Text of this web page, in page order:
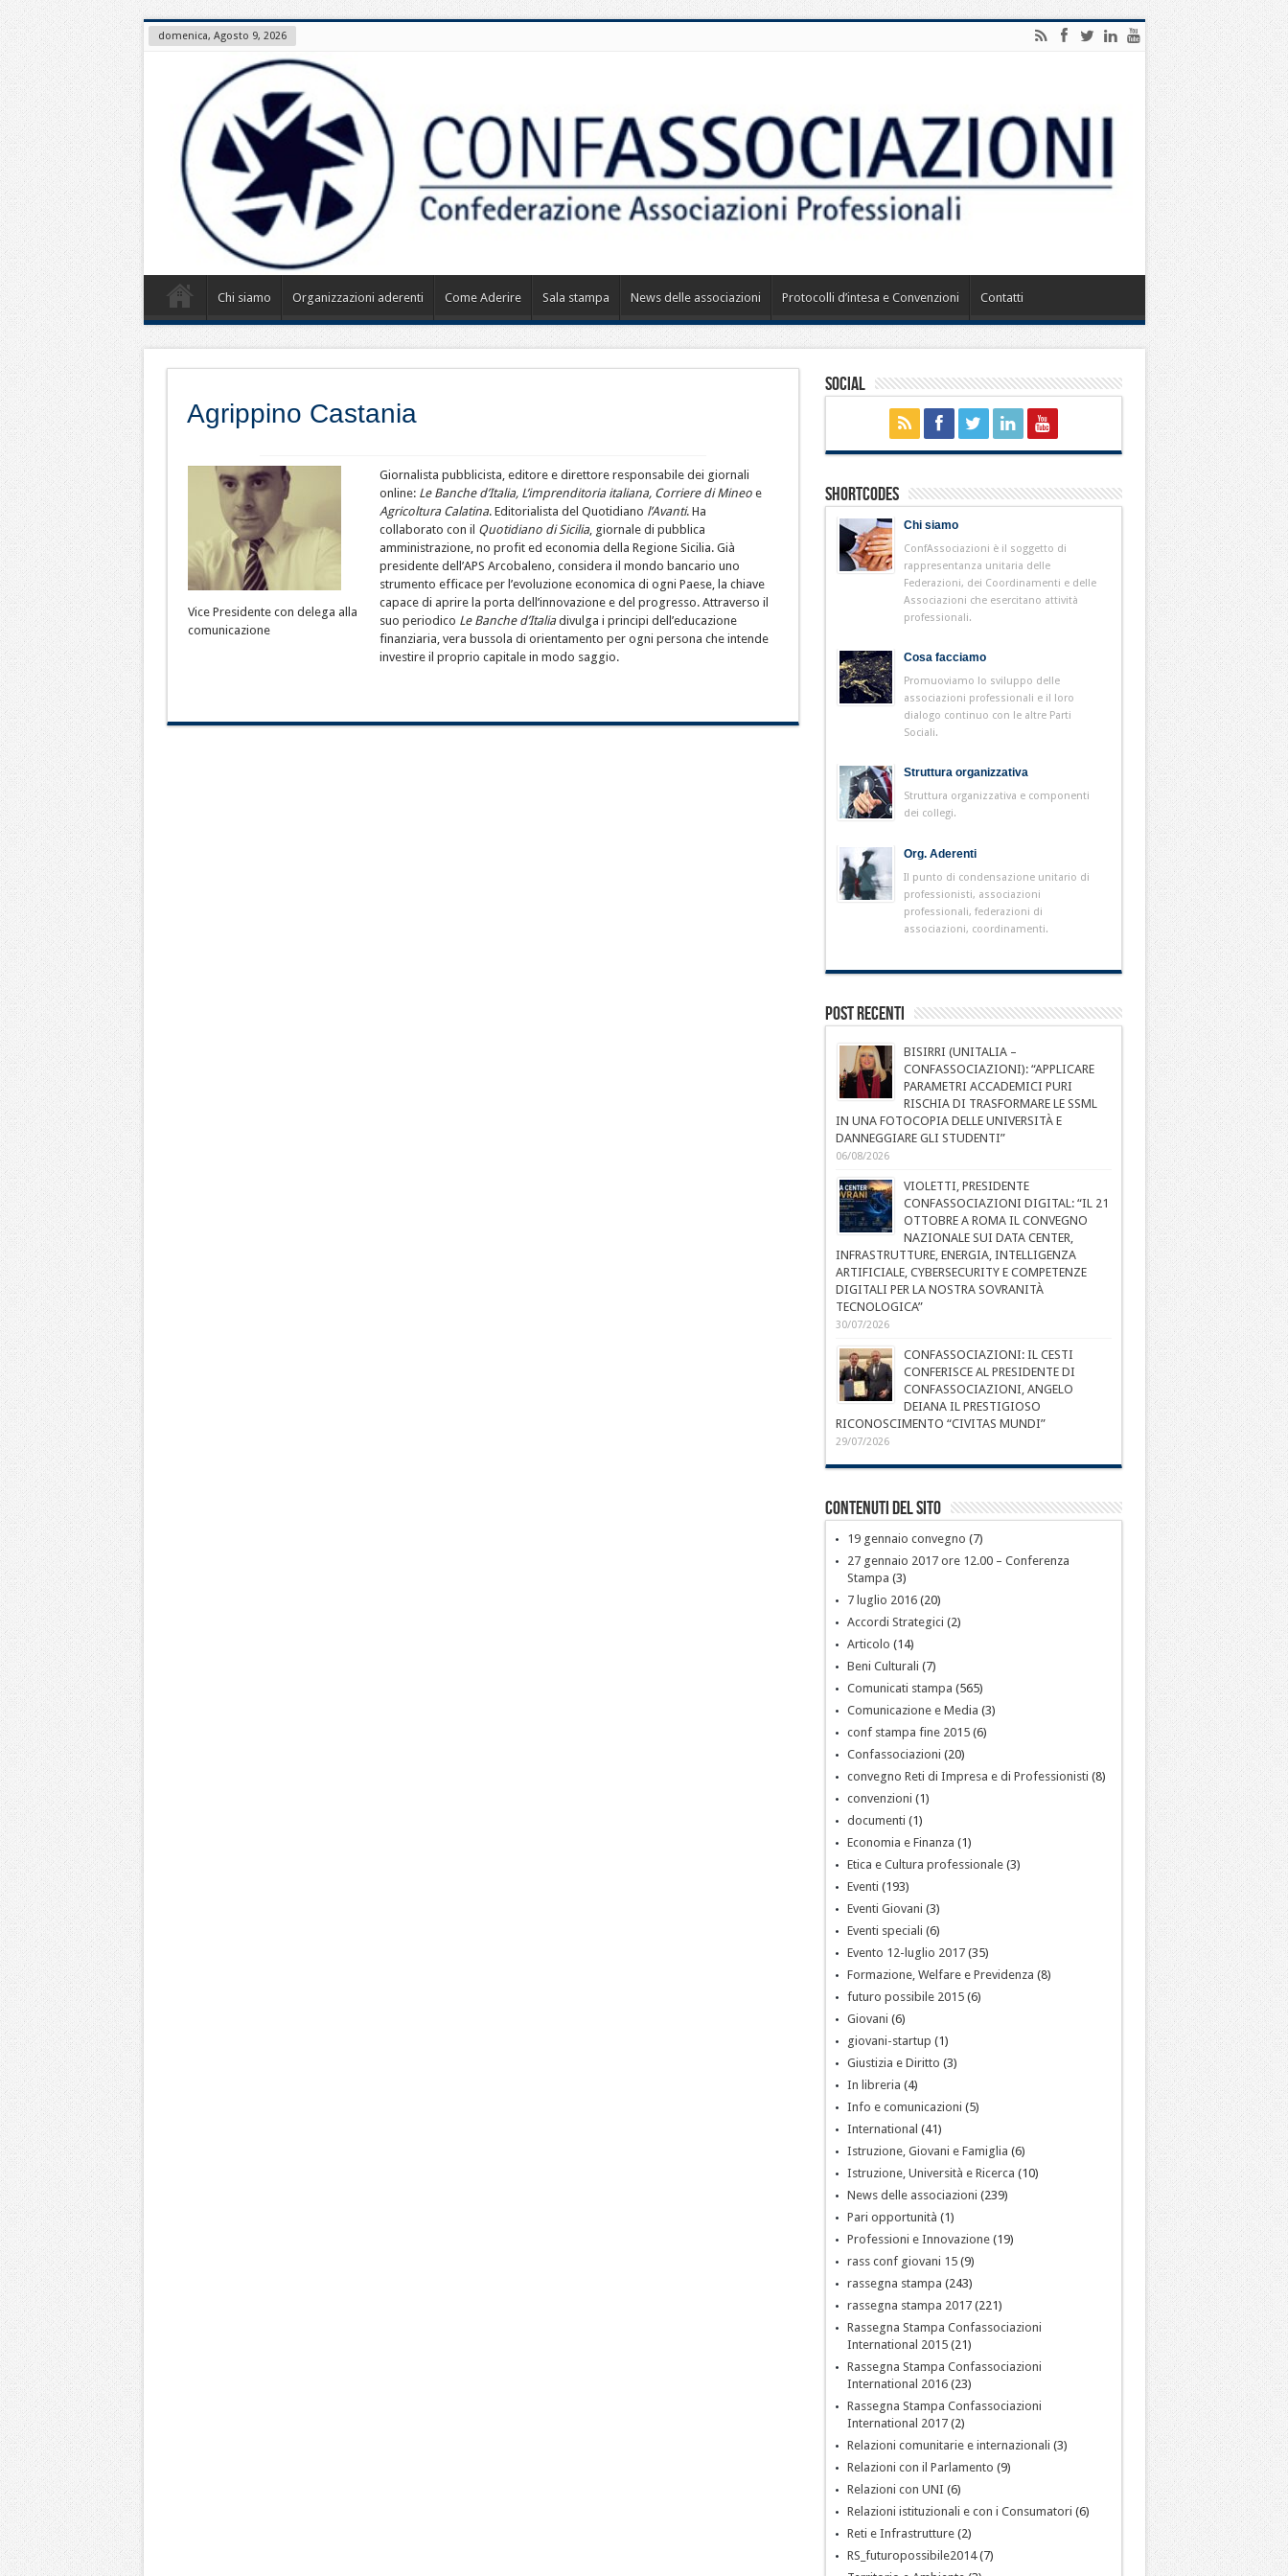
domenica, Agosto 9, 2026
Chi siamo Organizzazioni aderenti Come Aderire Sala stampa News delle associazioni Protocolli d’intesa e Convenzioni Contatti
Agrippino Castania
Vice Presidente con delega alla
comunicazione
Giornalista pubblicista, editore e direttore responsabile dei giornali
online: Le Banche d’Italia, L’imprenditoria italiana, Corriere di Mineoe
Agricoltura Calatina. Editorialista del Quotidiano l’Avanti. Ha
collaborato con il Quotidiano di Sicilia, giornale di pubblica
amministrazione, no profit ed economia della Regione Sicilia. Già
presidente dell’APS Arcobaleno, considera il mondo bancario uno
strumento efficace per l’evoluzione economica di ogni Paese, la chiave
capace di aprire la porta dell’innovazione e del progresso. Attraverso il
suo periodico Le Banche d’Italiadivulga i principi dell’educazione
finanziaria, vera bussola di orientamento per ogni persona che intende
investire il proprio capitale in modo saggio.
Social
Shortcodes
Chi siamo
ConfAssociazioni è il soggetto di
rappresentanza unitaria delle
Federazioni, dei Coordinamenti e delle
Associazioni che esercitano attività
professionali.
Cosa facciamo
Promuoviamo lo sviluppo delle
associazioni professionali e il loro
dialogo continuo con le altre Parti
Sociali.
Struttura organizzativa
Struttura organizzativa e componenti
dei collegi.
Org. Aderenti
Il punto di condensazione unitario di
professionisti, associazioni
professionali, federazioni di
associazioni, coordinamenti.
Post Recenti
BISIRRI (UNITALIA –
CONFASSOCIAZIONI): “APPLICARE
PARAMETRI ACCADEMICI PURI
RISCHIA DI TRASFORMARE LE SSML
IN UNA FOTOCOPIA DELLE UNIVERSITÀ E
DANNEGGIARE GLI STUDENTI”
06/08/2026
VIOLETTI, PRESIDENTE
CONFASSOCIAZIONI DIGITAL: “IL 21
OTTOBRE A ROMA IL CONVEGNO
NAZIONALE SUI DATA CENTER,
INFRASTRUTTURE, ENERGIA, INTELLIGENZA
ARTIFICIALE, CYBERSECURITY E COMPETENZE
DIGITALI PER LA NOSTRA SOVRANITÀ
TECNOLOGICA”
30/07/2026
CONFASSOCIAZIONI: IL CESTI
CONFERISCE AL PRESIDENTE DI
CONFASSOCIAZIONI, ANGELO
DEIANA IL PRESTIGIOSO
RICONOSCIMENTO “CIVITAS MUNDI”
29/07/2026
Contenuti del sito
19 gennaio convegno (7)
27 gennaio 2017 ore 12.00 – Conferenza
Stampa (3)
7 luglio 2016(20)
Accordi Strategici (2)
Articolo (14)
Beni Culturali (7)
Comunicati stampa (565)
Comunicazione e Media (3)
conf stampa fine 2015(6)
Confassociazioni (20)
convegno Reti di Impresa e di Professionisti (8)
convenzioni (1)
documenti (1)
Economia e Finanza (1)
Etica e Cultura professionale(3)
Eventi (193)
Eventi Giovani (3)
Eventi speciali (6)
Evento 12-luglio 2017(35)
Formazione, Welfare e Previdenza (8)
futuro possibile 2015(6)
Giovani (6)
giovani-startup (1)
Giustizia e Diritto (3)
In libreria (4)
Info e comunicazioni (5)
International (41)
Istruzione, Giovani e Famiglia (6)
Istruzione, Università e Ricerca (10)
News delle associazioni (239)
Pari opportunità (1)
Professioni e Innovazione(19)
rass conf giovani 15(9)
rassegna stampa (243)
rassegna stampa 2017(221)
Rassegna Stampa Confassociazioni
International 2015(21)
Rassegna Stampa Confassociazioni
International 2016(23)
Rassegna Stampa Confassociazioni
International 2017(2)
Relazioni comunitarie e internazionali (3)
Relazioni con il Parlamento (9)
Relazioni con UNI (6)
Relazioni istituzionali e con i Consumatori (6)
Reti e Infrastrutture(2)
RS_futuropossibile2014(7)